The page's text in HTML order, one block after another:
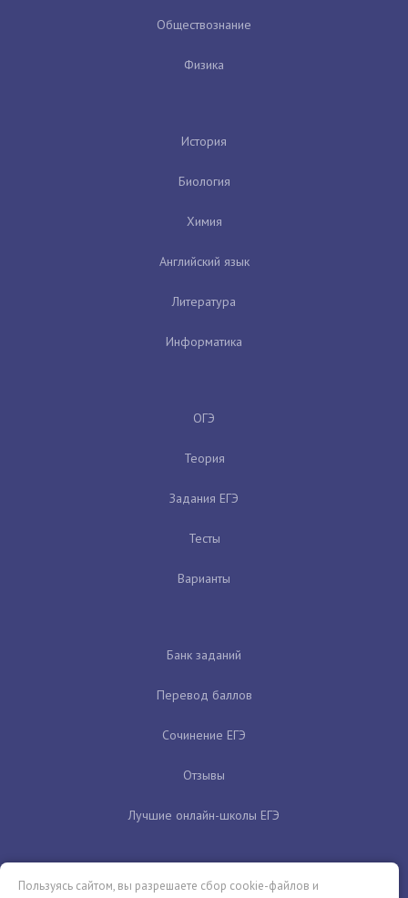
Обществознание
Физика
История
Биология
Химия
Английский язык
Литература
Информатика
ОГЭ
Теория
Задания ЕГЭ
Тесты
Варианты
Банк заданий
Перевод баллов
Сочинение ЕГЭ
Отзывы
Лучшие онлайн-школы ЕГЭ
Пользуясь сайтом, вы разрешаете сбор cookie-файлов и